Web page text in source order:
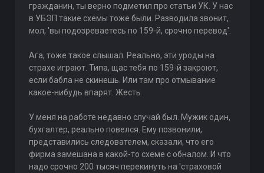
гражданин, ты верно подметил про статьи УК. У нас
в УБЭП такие схемы тоже были. Разводила звонит,
мол, 'вы подозреваетесь по 159-й, срочно перевод'.
Ага, тоже такое слышал. Реально, эти уроды на
страхе играют. Типа, щас тебя по 159-й закроют,
если бабла не скинешь. Или там про отмывание
какое-нибудь впарят. Жесть.
У меня на работе недавно случай был. Мужик один,
бухгалтер, реально повелся. Ему позвонили,
представились следователем, сказали, что его
фирма замешана в какой-то схеме с обналом. И что
надо срочно 200 тысяч перекинуть на 'страховой